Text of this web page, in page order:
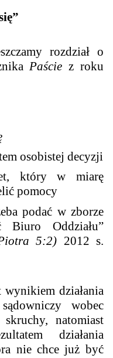
rozdział o
Paście z roku
osobistej decyzji
który w miarę
pomocy
podać w zborze
Biuro Oddziału”
5:2) 2012 s.
działania
wobec
skruchy, natomiast
działania
nie chce już być